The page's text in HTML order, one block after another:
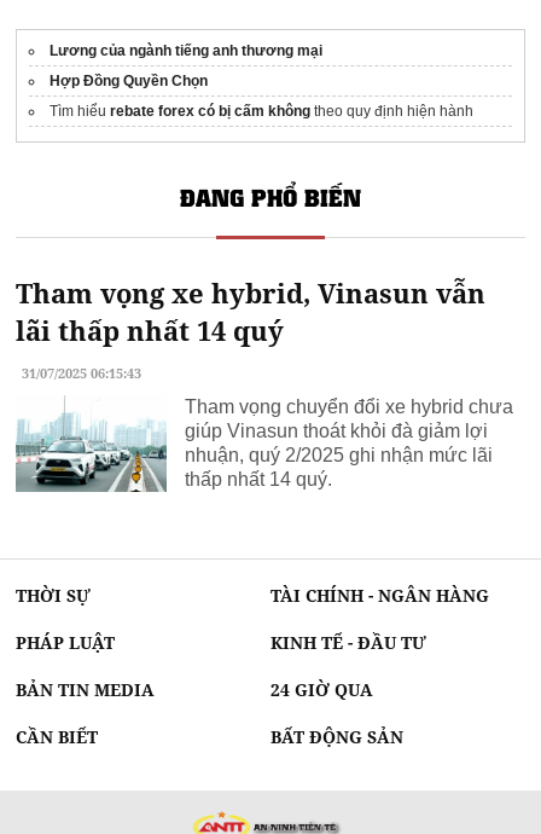
Lương của ngành tiếng anh thương mại
Hợp Đồng Quyền Chọn
Tìm hiểurebate forex có bị cấm không theo quy định hiện hành
ĐANG PHỔ BIẾN
Tham vọng xe hybrid, Vinasun vẫn
lãi thấp nhất 14 quý
31/07/2025 06:15:43
Tham vọng chuyển đổi xe hybrid chưa
giúp Vinasun thoát khỏi đà giảm lợi
nhuận, quý 2/2025 ghi nhận mức lãi
thấp nhất 14 quý.
THỜI SỰ TÀI CHÍNH - NGÂN HÀNG
PHÁP LUẬT KINH TẾ - ĐẦU TƯ
BẢN TIN MEDIA 24 GIỜ QUA
CẦN BIẾT BẤT ĐỘNG SẢN